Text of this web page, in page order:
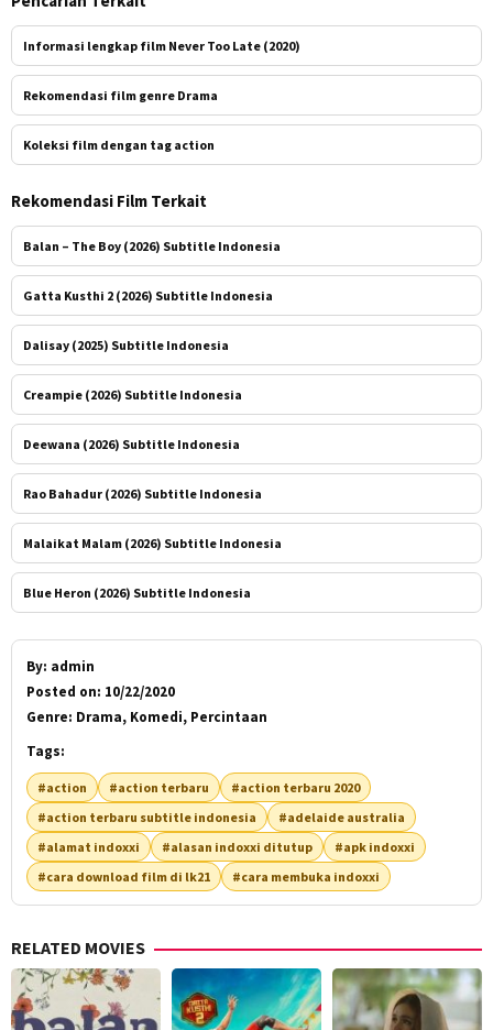
Informasi lengkap film Never Too Late (2020)
Rekomendasi film genre Drama
Koleksi film dengan tag action
Rekomendasi Film Terkait
Balan – The Boy (2026) Subtitle Indonesia
Gatta Kusthi 2 (2026) Subtitle Indonesia
Dalisay (2025) Subtitle Indonesia
Creampie (2026) Subtitle Indonesia
Deewana (2026) Subtitle Indonesia
Rao Bahadur (2026) Subtitle Indonesia
Malaikat Malam (2026) Subtitle Indonesia
Blue Heron (2026) Subtitle Indonesia
By: admin
Posted on: 10/22/2020
Genre: Drama, Komedi, Percintaan
Tags:
#action #action terbaru
#action terbaru 2020
#action terbaru subtitle indonesia
#adelaide australia
#alamat indoxxi
#alasan indoxxi ditutup
#apk indoxxi
#cara download film di lk21
#cara membuka indoxxi
RELATED MOVIES